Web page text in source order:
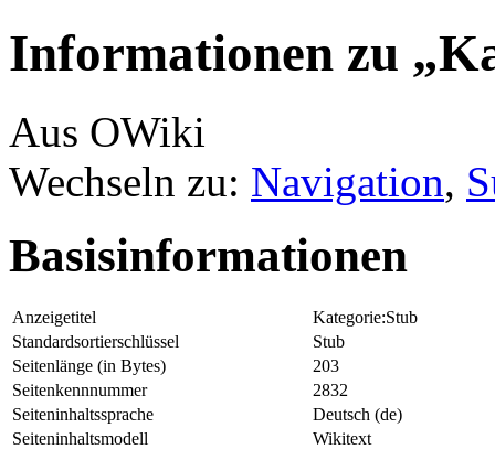
Informationen zu
Aus OWiki
Wechseln zu: Navigation,
Basisinformationen
Anzeigetitel
Kategorie:Stub
Standardsortierschlüssel
Stub
Seitenlänge (in Bytes)
203
Seitenkennnummer
2832
Seiteninhaltssprache
Deutsch (de)
Seiteninhaltsmodell
Wikitext